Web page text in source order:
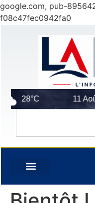
google.com, pub-
f08c47fec0942fa0
28°C 11 Août